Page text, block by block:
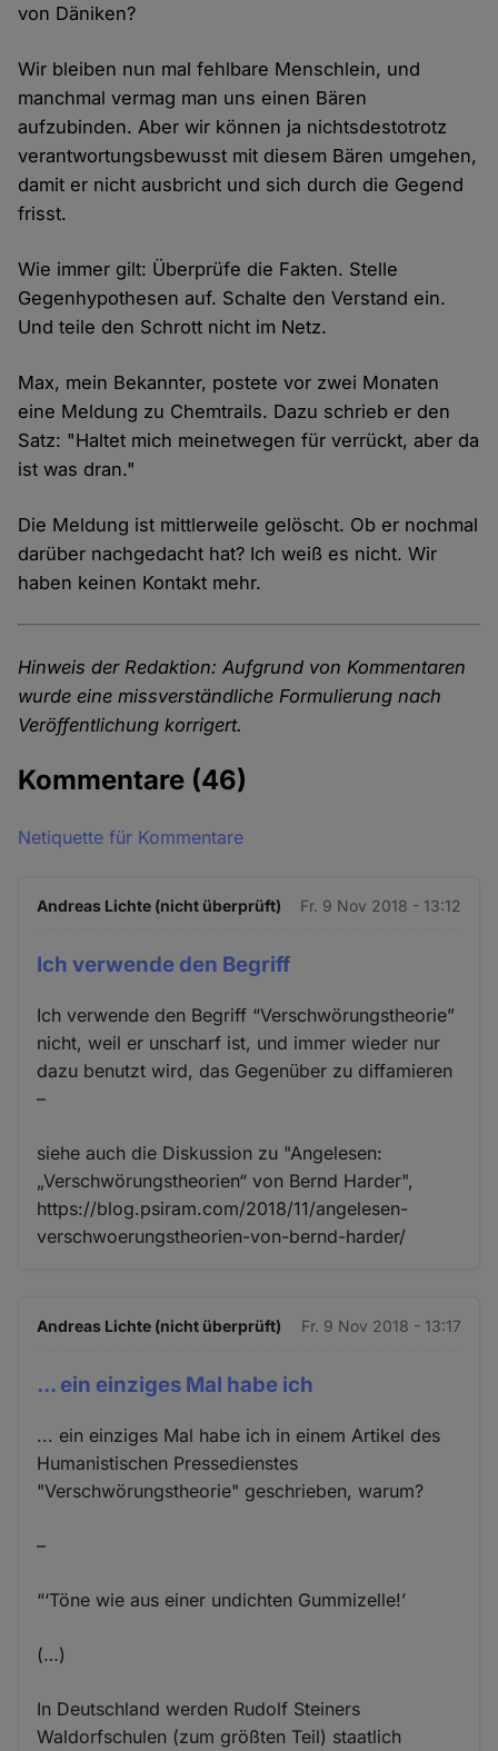
von Däniken?
Wir bleiben nun mal fehlbare Menschlein, und
manchmal vermag man uns einen Bären
aufzubinden. Aber wir können ja nichtsdestotrotz
verantwortungsbewusst mit diesem Bären umgehen,
damit er nicht ausbricht und sich durch die Gegend
frisst.
Wie immer gilt: Überprüfe die Fakten. Stelle
Gegenhypothesen auf. Schalte den Verstand ein.
Und teile den Schrott nicht im Netz.
Max, mein Bekannter, postete vor zwei Monaten
eine Meldung zu Chemtrails. Dazu schrieb er den
Satz: "Haltet mich meinetwegen für verrückt, aber da
ist was dran."
Die Meldung ist mittlerweile gelöscht. Ob er nochmal
darüber nachgedacht hat? Ich weiß es nicht. Wir
haben keinen Kontakt mehr.
Hinweis der Redaktion: Aufgrund von Kommentaren
wurde eine missverständliche Formulierung nach
Veröffentlichung korrigert.
Kommentare (46)
Netiquette für Kommentare
Andreas Lichte (nicht überprüft) Fr. 9 Nov 2018 - 13:12
Ich verwende den Begriff
Ich verwende den Begriff “Verschwörungstheorie”
nicht, weil er unscharf ist, und immer wieder nur
dazu benutzt wird, das Gegenüber zu diffamieren
–
siehe auch die Diskussion zu "Angelesen:
„Verschwörungstheorien“ von Bernd Harder",
https://blog.psiram.com/2018/11/angelesen-
verschwoerungstheorien-von-bernd-harder/
Andreas Lichte (nicht überprüft) Fr. 9 Nov 2018 - 13:17
... ein einziges Mal habe ich
... ein einziges Mal habe ich in einem Artikel des
Humanistischen Pressedienstes
"Verschwörungstheorie" geschrieben, warum?
–
“‘Töne wie aus einer undichten Gummizelle!’
(…)
In Deutschland werden Rudolf Steiners
Waldorfschulen (zum größten Teil) staatlich